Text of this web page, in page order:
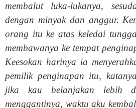
membalut luka-lukanya,
dengan minyak dan anggur.
orang itu ke atas keledai
membawanya ke tempat
Keesokan harinya ia
pemilik penginapan itu,
jika kau belanjakan lebih
menggantinya, waktu aku